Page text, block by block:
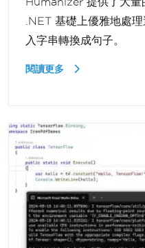
.NET 基礎上優雅地處
入字串轉換成句子。
閱讀更多